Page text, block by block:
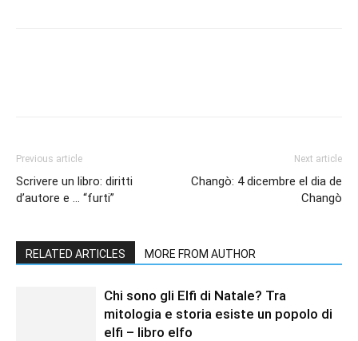
Previous article
Scrivere un libro: diritti
d’autore e … “furti”
Next article
Changò: 4 dicembre el dia de
Changò
RELATED ARTICLES MORE FROM AUTHOR
Chi sono gli Elfi di Natale? Tra
mitologia e storia esiste un popolo di
elfi – libro elfo